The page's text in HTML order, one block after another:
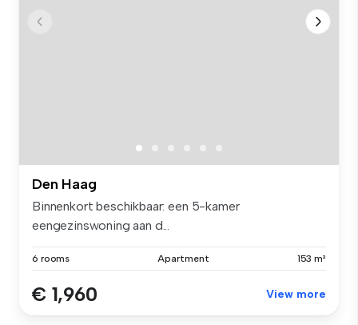
Den Haag
Binnenkort beschikbaar: een 5-kamer
eengezinswoning aan d...
6 rooms Apartment 153 m²
€ 1,960 View more